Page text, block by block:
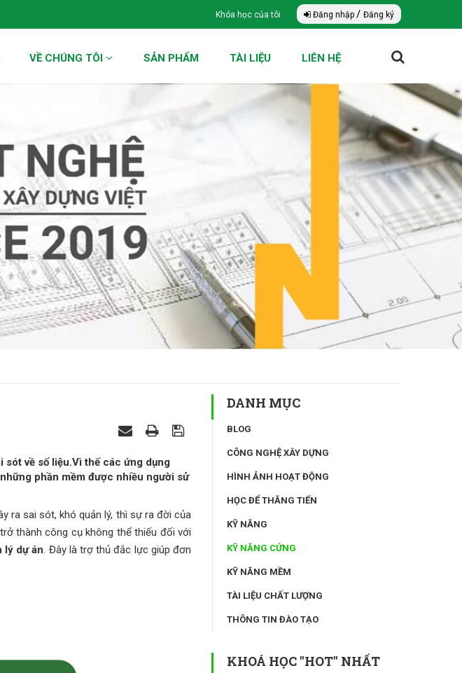
Khóa học của tôi Đăng nhập / Đăng ký
VỀ CHÚNG TÔI SẢN PHẨM TÀI LIỆU LIÊN HỆ
về số liệu.Vì thế các ứng dụng
phần mềm được nhiều người sử
ra sai sót, khó quản lý, thì sự ra đời của
thành công cụ không thể thiếu đối với
lý dự án. Đây là trợ thủ đắc lực giúp đơn
DANH MỤC
BLOG
CÔNG NGHỆ XÂY DỰNG
HÌNH ẢNH HOẠT ĐỘNG
HỌC ĐỂ THĂNG TIẾN
KỸ NĂNG
KỸ NĂNG CỨNG
KỸ NĂNG MỀM
TÀI LIỆU CHẤT LƯỢNG
THÔNG TIN ĐÀO TẠO
KHOÁ HỌC "HOT" NHẤT